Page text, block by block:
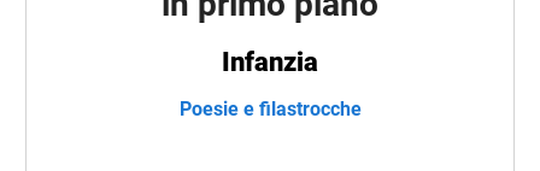
Infanzia
Poesie e filastrocche